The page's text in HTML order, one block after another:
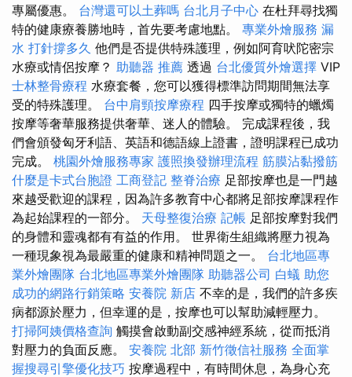
專屬優惠。 台灣還可以土葬嗎 台北月子中心 在杜拜尋找獨
特的健康療養勝地時，首先要考慮地點。 專業外燴服務 漏
水 打針撐多久 他們是否提供特殊護理，例如阿育吠陀密宗
水療或情侶按摩？ 助聽器 推薦 透過 台北優質外燴選擇 VIP
士林整骨療程 水療套餐，您可以獲得標準訪問期間無法享
受的特殊護理。 台中肩頸按摩療程 四手按摩或獨特的蠟燭
按摩等奢華服務提供奢華、迷人的體驗。 完成課程後，我
們會頒發匈牙利語、英語和德語線上證書，證明課程已成功
完成。 桃園外燴服務專家 護照換發辦理流程 筋膜沾黏撥筋
什麼是卡式台胞證 工商登記 整脊治療 足部按摩也是一門越
來越受歡迎的課程，因為許多教育中心都將足部按摩課程作
為起始課程的一部分。 天母整復治療 記帳 足部按摩對我們
的身體和靈魂都有有益的作用。 世界衛生組織將壓力視為
一種現象視為最嚴重的健康和精神問題之一。 台北地區專
業外燴團隊 台北地區專業外燴團隊 助聽器公司 白蟻 助您
成功的網路行銷策略 安養院 新店 不幸的是，我們的許多疾
病都源於壓力，但幸運的是，按摩也可以幫助減輕壓力。
打掃阿姨價格查詢 觸摸會啟動副交感神經系統，從而抵消
對壓力的負面反應。 安養院 北部 新竹徵信社服務 全面掌
握搜尋引擎優化技巧 按摩過程中，有時間休息，為身心充